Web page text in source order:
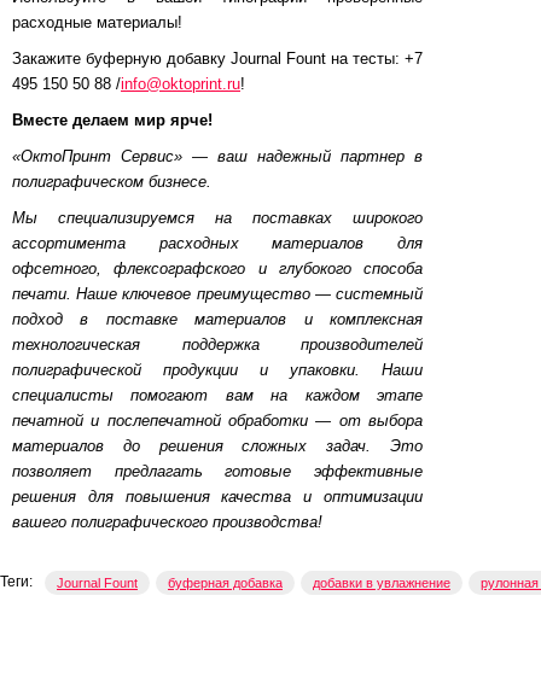
расходные материалы!
Закажите буферную добавку Journal Fount на тесты: +7
495 150 50 88 /info@oktoprint.ru!
Вместе делаем мир ярче!
«ОктоПринт Сервис» — ваш надежный партнер в
полиграфическом бизнесе.
Мы специализируемся на поставках широкого
ассортимента расходных материалов для
офсетного, флексографского и глубокого способа
печати. Наше ключевое преимущество — системный
подход в поставке материалов и комплексная
технологическая поддержка производителей
полиграфической продукции и упаковки. Наши
специалисты помогают вам на каждом этапе
печатной и послепечатной обработки — от выбора
материалов до решения сложных задач. Это
позволяет предлагать готовые эффективные
решения для повышения качества и оптимизации
вашего полиграфического производства!
Теги: Journal Fount буферная добавка добавки в увлажнение рулонная